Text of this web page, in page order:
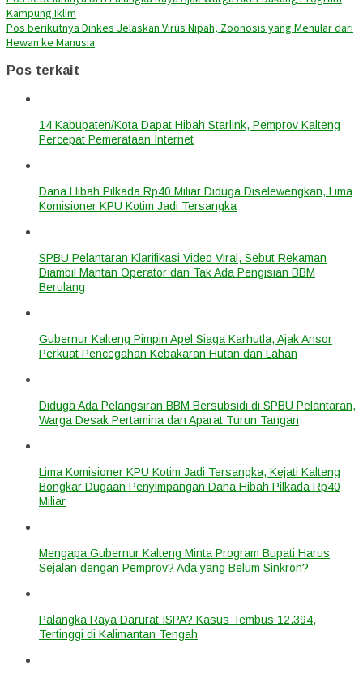
Kampung Iklim
Pos berikutnya Dinkes Jelaskan Virus Nipah, Zoonosis yang Menular dari
Hewan ke Manusia
Pos terkait
14 Kabupaten/Kota Dapat Hibah Starlink, Pemprov Kalteng
Percepat Pemerataan Internet
Dana Hibah Pilkada Rp40 Miliar Diduga Diselewengkan, Lima
Komisioner KPU Kotim Jadi Tersangka
SPBU Pelantaran Klarifikasi Video Viral, Sebut Rekaman
Diambil Mantan Operator dan Tak Ada Pengisian BBM
Berulang
Gubernur Kalteng Pimpin Apel Siaga Karhutla, Ajak Ansor
Perkuat Pencegahan Kebakaran Hutan dan Lahan
Diduga Ada Pelangsiran BBM Bersubsidi di SPBU Pelantaran,
Warga Desak Pertamina dan Aparat Turun Tangan
Lima Komisioner KPU Kotim Jadi Tersangka, Kejati Kalteng
Bongkar Dugaan Penyimpangan Dana Hibah Pilkada Rp40
Miliar
Mengapa Gubernur Kalteng Minta Program Bupati Harus
Sejalan dengan Pemprov? Ada yang Belum Sinkron?
Palangka Raya Darurat ISPA? Kasus Tembus 12.394,
Tertinggi di Kalimantan Tengah